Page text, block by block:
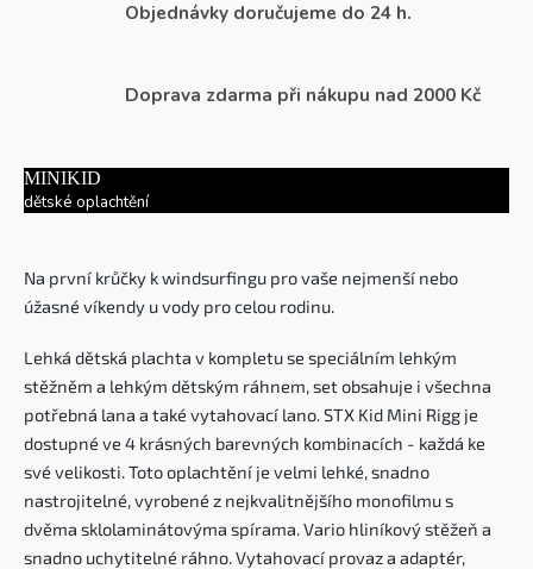
Objednávky doručujeme do 24 h.
Doprava zdarma při nákupu nad 2000 Kč
MINIKID
dětské oplachtění
Na první krůčky k windsurfingu pro vaše nejmenší nebo
úžasné víkendy u vody pro celou rodinu.
Lehká dětská plachta v kompletu se speciálním lehkým
stěžněm a lehkým dětským ráhnem, set obsahuje i všechna
potřebná lana a také vytahovací lano. STX Kid Mini Rigg je
dostupné ve 4 krásných barevných kombinacích - každá ke
své velikosti. Toto oplachtění je velmi lehké, snadno
nastrojitelné, vyrobené z nejkvalitnějšího monofilmu s
dvěma sklolaminátovýma spírama. Vario hliníkový stěžeň a
snadno uchytitelné ráhno. Vytahovací provaz a adaptér,